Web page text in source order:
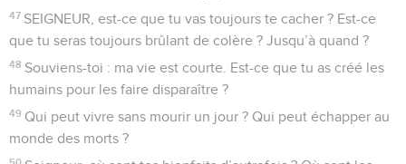
47 SEIGNEUR, est-ce que tu vas toujours te cacher ? Est-ce
que tu seras toujours brûlant de colère ? Jusqu’à quand ?
48 Souviens-toi : ma vie est courte. Est-ce que tu as créé les
humains pour les faire disparaître ?
49 Qui peut vivre sans mourir un jour ? Qui peut échapper au
monde des morts ?
50